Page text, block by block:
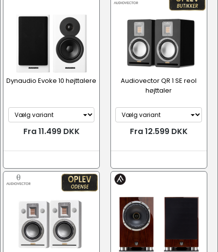
Dynaudio Evoke 10 højttalere
Fra 11.499 DKK
Audiovector QR 1 SE reol
højttaler
Fra 12.599 DKK